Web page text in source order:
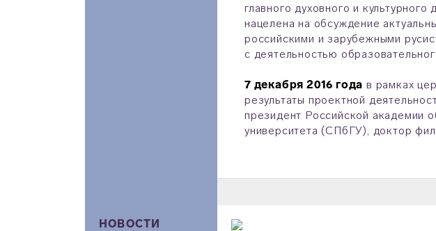
главного духовного и
нацелена на обсуждение
российскими и зарубежными
с деятельностью
7 декабря 2016 года в рамках
результаты проектной
президент Российской академии
университета (СПбГУ), доктор
НОВОСТИ